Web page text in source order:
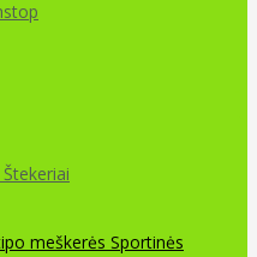
meškerės Sportinės